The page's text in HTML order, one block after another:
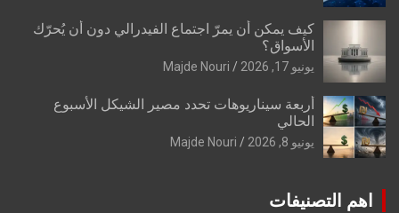
كيف يمكن أن يمرّ اجتماع الفيدرالي دون أن يُحرّك
الأسواق؟
يونيو 17, 2026 Majde Nouri
أربعة سيناريوهات تحدد مصير الشيكل الأسبوع
الحالي
يونيو 8, 2026 Majde Nouri
اهم التصنيفات